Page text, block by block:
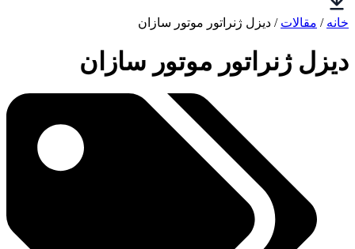
خانه / مقالات / دیزل ژنراتور موتور سازان
دیزل ژنراتور موتور سازان